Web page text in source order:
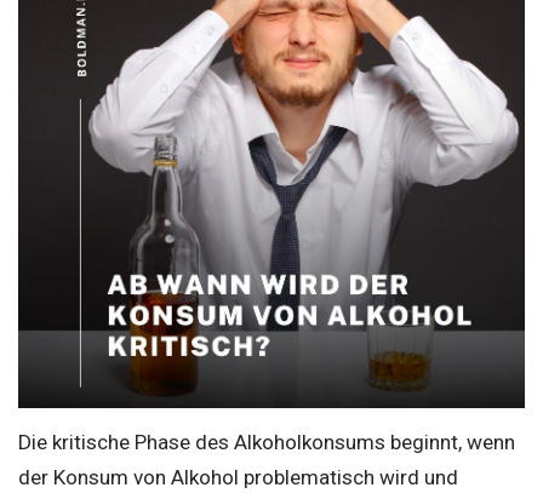
Die kritische Phase des Alkoholkonsums beginnt, wenn
der Konsum von Alkohol problematisch wird und